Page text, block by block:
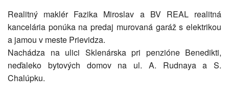
Realitný maklér Fazika Miroslav a BV REAL realitná
kancelária ponúka na predaj murovaná garáž s elektrikou
a jamou v meste Prievidza.
Nachádza na ulici Sklenárska pri penzióne Benedikti,
neďaleko bytových domov na ul. A. Rudnaya a S.
Chalúpku.